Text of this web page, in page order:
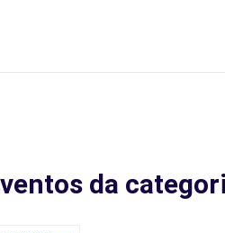
da